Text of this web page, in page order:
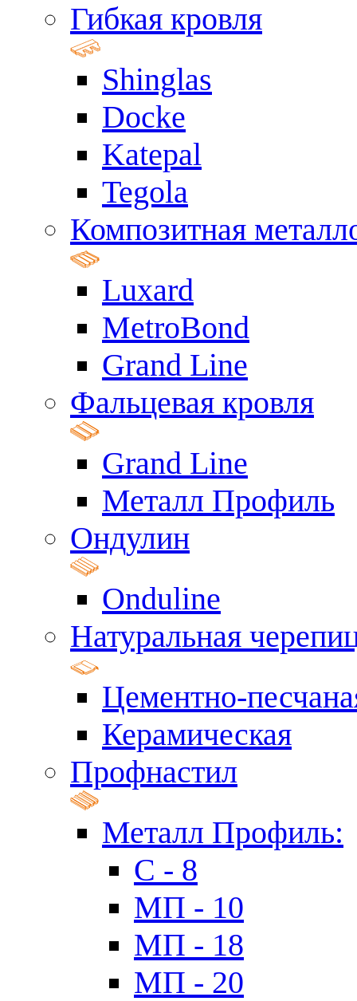
Гибкая кровля
Shinglas
Docke
Katepal
Tegola
Композитная
Luxard
MetroBond
Grand Line
Фальцевая кровля
Grand Line
Металл Профиль
Ондулин
Onduline
Натуральная
Цементно-
Керамическая
Профнастил
Металл Профиль:
C - 8
МП - 10
МП - 18
МП - 20